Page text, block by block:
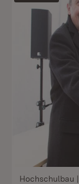
Hochschulbau